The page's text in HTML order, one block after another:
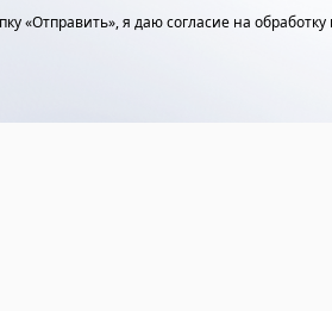
«Отправить», я даю согласие на